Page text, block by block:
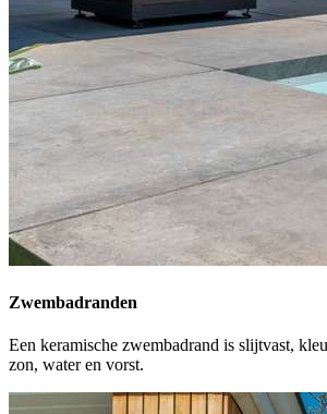
Zwembadranden
Een keramische zwembadrand is slijtvast,
zon, water en vorst.